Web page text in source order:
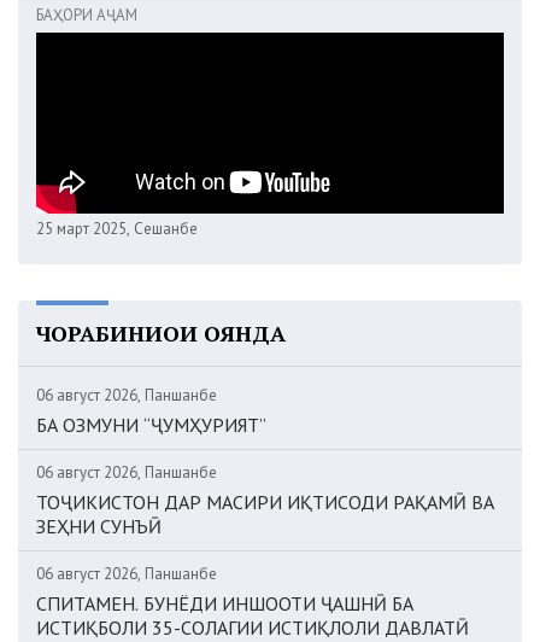
БАҲОРИ АҶАМ
25 март 2025, Сешанбе
ЧОРАБИНИҲОИ ОЯНДА
06 август 2026, Панҷшанбе
БА ОЗМУНИ “ҶУМҲУРИЯТ”
06 август 2026, Панҷшанбе
ТОҶИКИСТОН ДАР МАСИРИ ИҚТИСОДИ РАҚАМӢ ВА
ЗЕҲНИ СУНЪӢ
06 август 2026, Панҷшанбе
СПИТАМЕН. БУНЁДИ ИНШООТИ ҶАШНӢ БА
ИСТИҚБОЛИ 35-СОЛАГИИ ИСТИҚЛОЛИ ДАВЛАТӢ